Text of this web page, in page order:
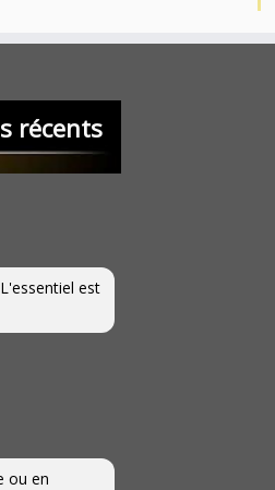
récents
est
ou en